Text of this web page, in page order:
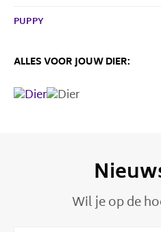
PUPPY
ALLES VOOR JOUW DIER:
Wil je op de